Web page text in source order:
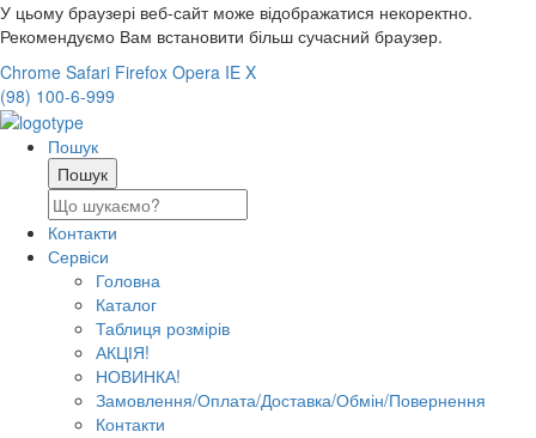
У цьому браузері веб-сайт може відображатися некоректно.
Рекомендуємо Вам встановити більш сучасний браузер.
Chrome Safari Firefox Opera IE X
(98) 100-6-999
Пошук
Контакти
Сервіси
Головна
Каталог
Таблиця розмірів
АКЦІЯ!
НОВИНКА!
Замовлення/Оплата/Доставка/Обмін/Повернення
Контакти